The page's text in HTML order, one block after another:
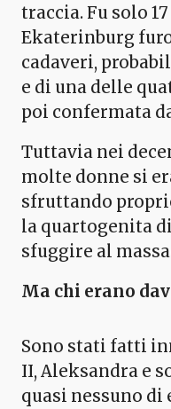
traccia. Fu solo
Ekaterinburg
cadaveri,
e di una delle
poi confermata
Tuttavia nei
molte donne si
sfruttando
la quartogenita
sfuggire al
Ma chi erano
Sono stati fatti
II, Aleksandra e
quasi nessuno